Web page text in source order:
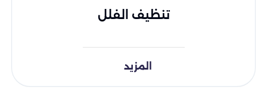
تنظيف الفلل
المزيد